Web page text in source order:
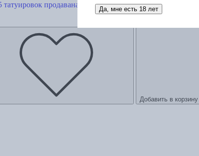
татуировок продавана. Правила для тех, кто продает и
Добавить в корзину
Да, мне есть 18 лет